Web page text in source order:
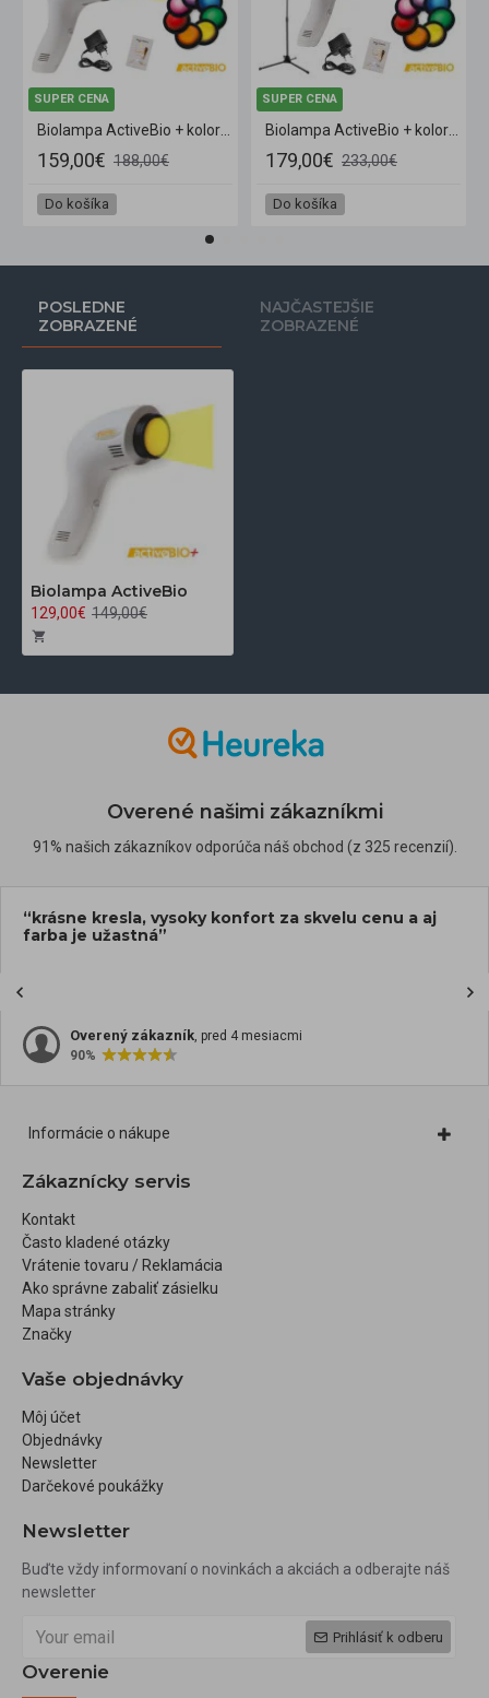
SUPER CENA
159,00€ 188,00€
Do košíka
SUPER CENA
179,00€ 233,00€
Do košíka
POSLEDNE
ZOBRAZENÉ
NAJČASTEJŠIE
ZOBRAZENÉ
Biolampa ActiveBio
129,00€ 149,00€
Overené našimi zákazníkmi
91% našich zákazníkov odporúča náš obchod (z 325 recenzií).
“krásne kresla, vysoky konfort za skvelu cenu a aj
farba je užastná”
Overený zákazník, pred 4 mesiacmi
90%
Informácie o nákupe
Zákaznícky servis
Kontakt
Často kladené otázky
Vrátenie tovaru / Reklamácia
Ako správne zabaliť zásielku
Mapa stránky
Značky
Vaše objednávky
Môj účet
Objednávky
Newsletter
Darčekové poukážky
Newsletter
Buďte vždy informovaní o novinkách a akciách a odberajte náš
newsletter
Prihlásiť k odberu
Overenie